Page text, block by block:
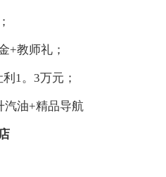
+教师礼；
1。3万元；
汽油+精品导航